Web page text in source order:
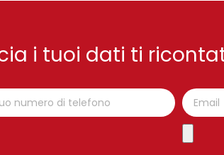
i tuoi dati ti